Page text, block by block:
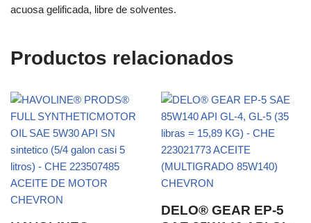
acuosa gelificada, libre de solventes.
Productos relacionados
DELO® GEAR EP-5